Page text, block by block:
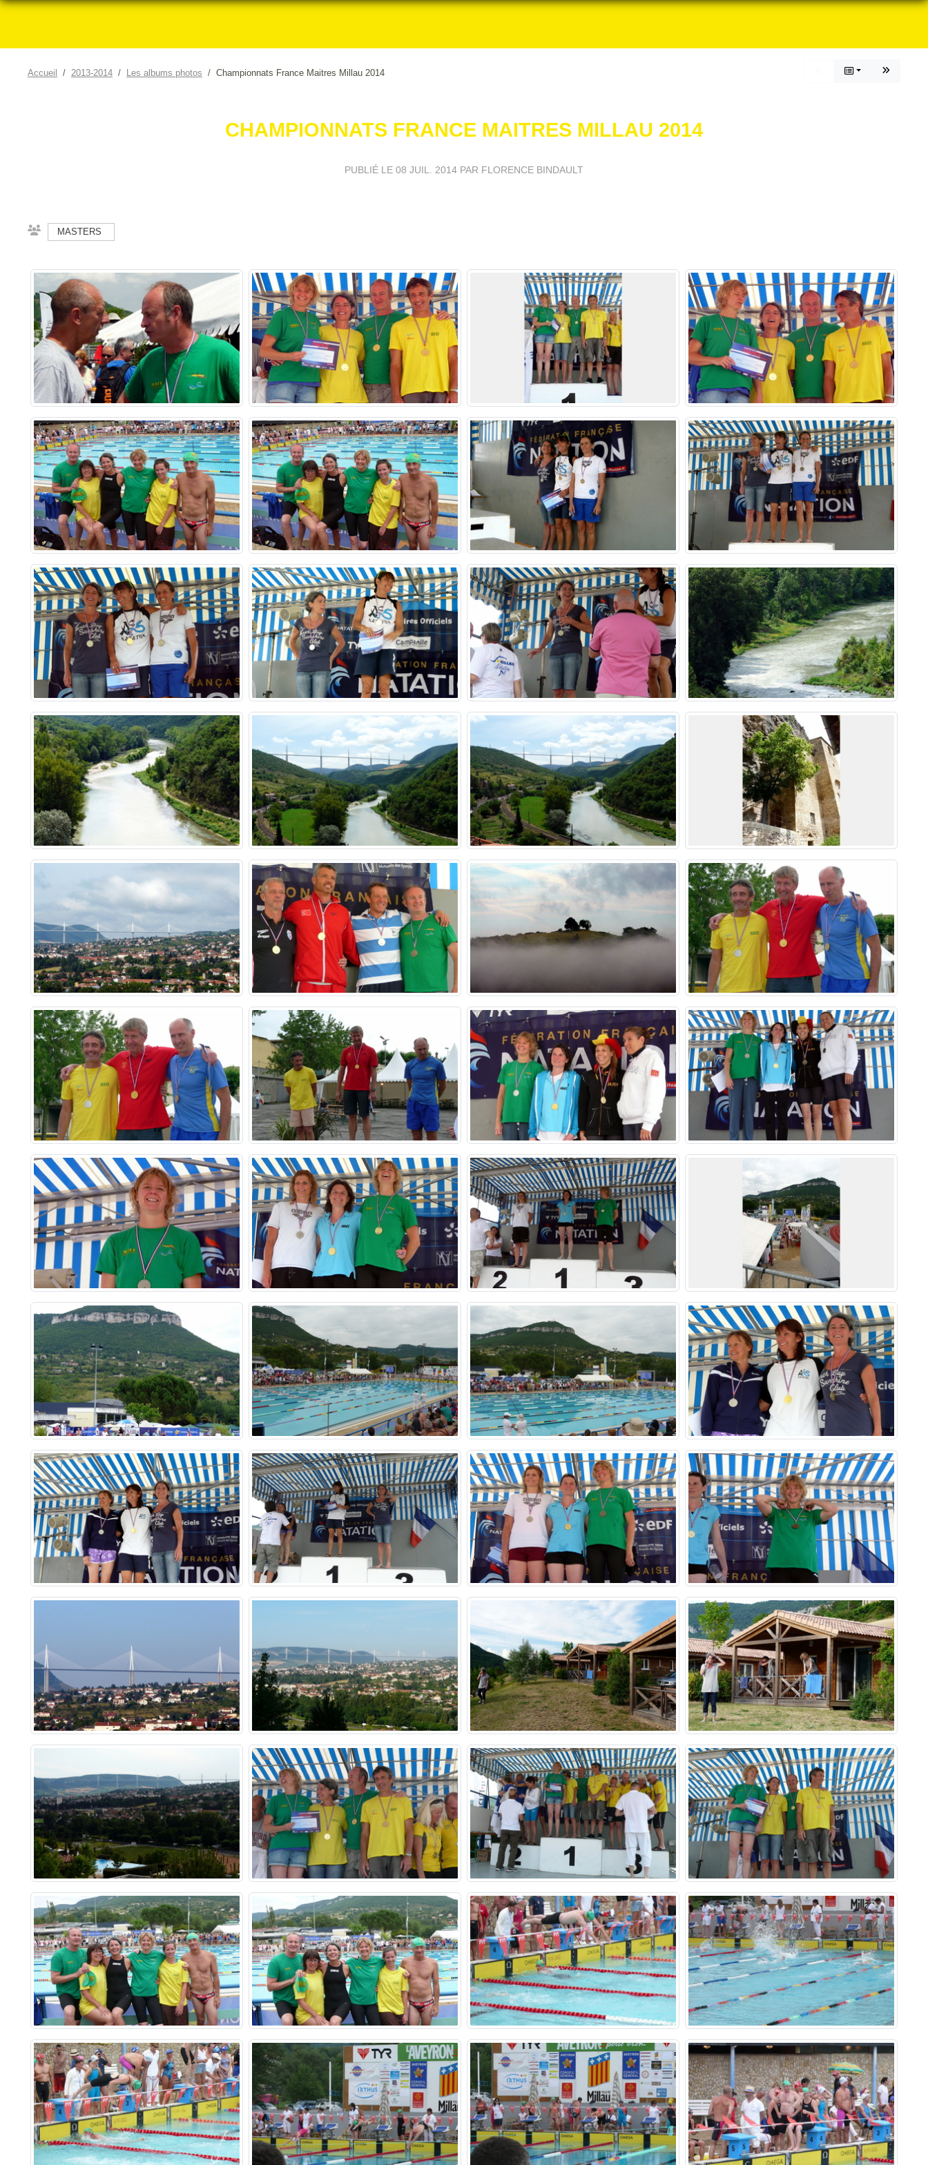
Accueil 2013-2014 Les albums photos Championnats France Maitres Millau 2014
CHAMPIONNATS FRANCE MAITRES MILLAU 2014
PUBLIÉ LE 08 JUIL. 2014 PAR FLORENCE BINDAULT
MASTERS